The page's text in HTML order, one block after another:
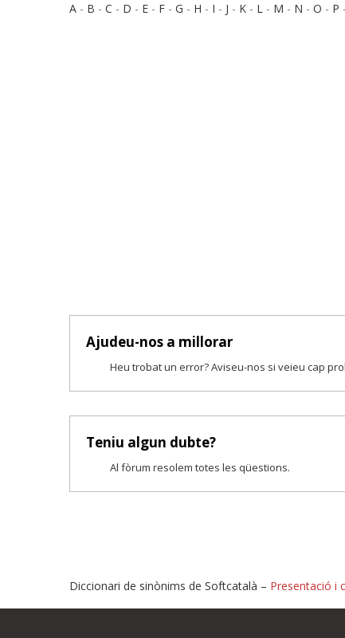
A - B - C - D - E - F - G - H - I - J - K - L - M - N - O - P -
Ajudeu-nos a millorar
Heu trobat un error? Aviseu-nos si veieu cap
Teniu algun dubte?
Al fòrum resolem totes les qüestions.
Diccionari de sinònims de Softcatalà – Presentació i